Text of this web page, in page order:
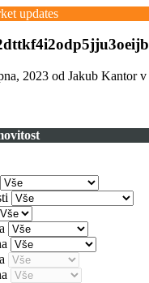
updates
2023 od Jakub Kantor v